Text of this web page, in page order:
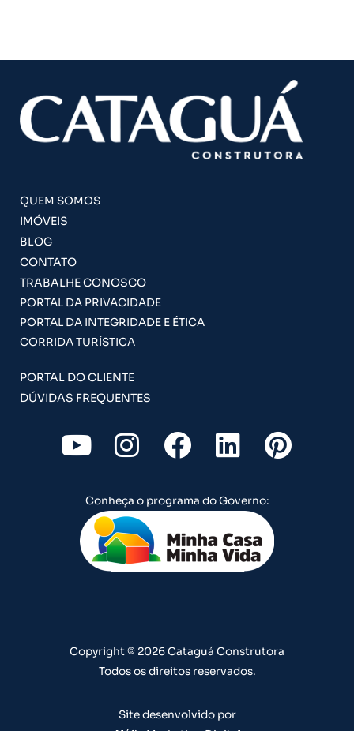
QUEM SOMOS
IMÓVEIS
BLOG
CONTATO
TRABALHE CONOSCO
PORTAL DA PRIVACIDADE
PORTAL DA INTEGRIDADE E ÉTICA
CORRIDA TURÍSTICA
PORTAL DO CLIENTE
DÚVIDAS FREQUENTES
Y
o
u
t
u
b
I
n
s
t
a
g
m
F
a
c
e
b
o
L
i
n
k
e
d
P
i
t
Conheça o programa do Governo:
Copyright © 2026 Cataguá Construtora
Todos os direitos reservados.
Site desenvolvido por